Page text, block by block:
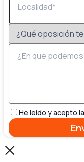
He leído y acepto la